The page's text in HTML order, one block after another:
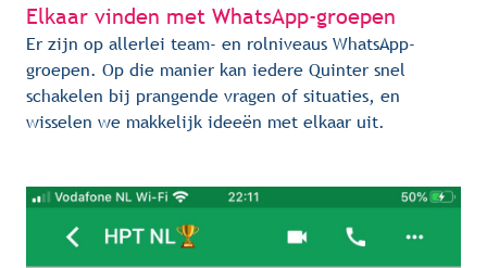
Elkaar vinden met WhatsApp-groepen
Er zijn op allerlei team- en rolniveaus WhatsApp-
groepen. Op die manier kan iedere Quinter snel
schakelen bij prangende vragen of situaties, en
wisselen we makkelijk ideeën met elkaar uit.